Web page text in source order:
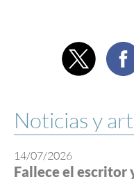
Twitter
Noticias y
14/07/2026
Fallece el escritor